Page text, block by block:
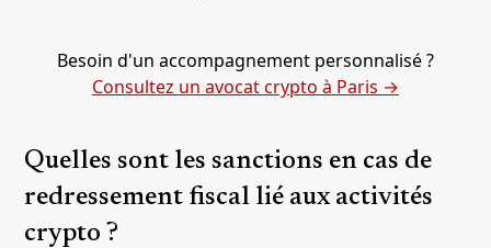
Besoin d'un accompagnement personnalisé ?
Consultez un avocat crypto à Paris →
Quelles sont les sanctions en cas de
redressement fiscal lié aux activités
crypto ?